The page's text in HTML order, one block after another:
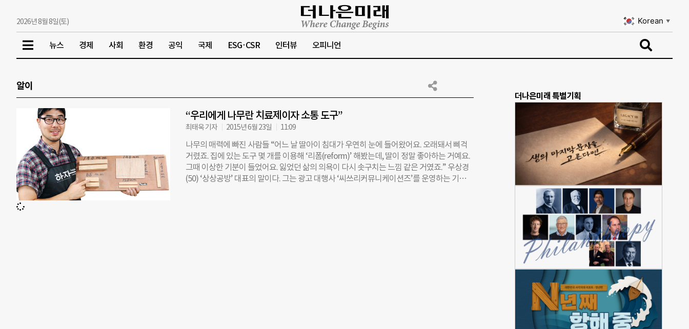
2026년 8월 8일(토) Korean ▼
뉴스 경제 사회 환경 공익 국제 ESG·CSR 인터뷰 오피니언
알이
“우리에게 나무란 치료제이자 소통 도구”
최태욱 기자 2015년 6월 23일 11:09
나무의 매력에 빠진 사람들 “어느 날 딸아이 침대가 우연히 눈에 들어왔어요. 오래돼서 삐걱
거렸죠. 집에 있는 도구 몇 개를 이용해 ‘리폼(reform)’ 해봤는데, 딸이 정말 좋아하는 거예요.
그때 이상한 기분이 들었어요. 잃었던 삶의 의욕이 다시 솟구치는 느낌 같은 거였죠.” 우상경
(50) ‘상상공방’ 대표의 말이다. 그는 광고 대행사 ‘씨쓰리커뮤니케이션즈’를 운영하는 기업가
더나은미래 특별기획